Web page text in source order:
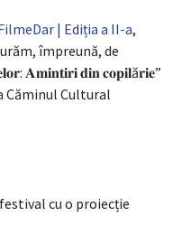
| Ediția a II-a,
împreună, de
𝐀𝐦𝐢𝐧𝐭𝐢𝐫𝐢 𝐝𝐢𝐧 𝐜𝐨𝐩𝐢𝐥ă𝐫𝐢𝐞”
Căminul Cultural
cu o proiecție